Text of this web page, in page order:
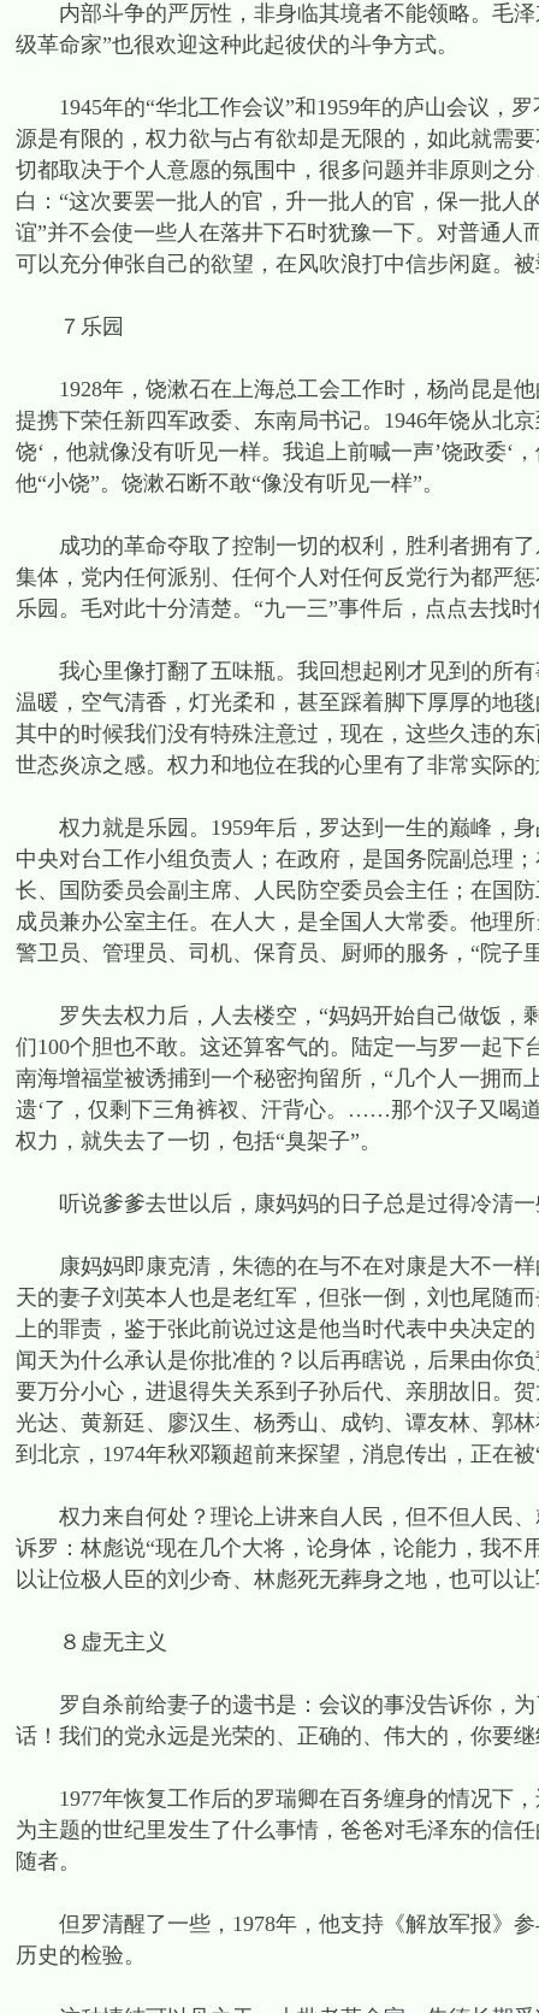
内部斗争的严厉性，非身临其境者不能领略。毛泽
级革命家”也很欢迎这种此起彼伏的斗争方式。
1945年的“华北工作会议”和1959年的庐山会议，罗
源是有限的，权力欲与占有欲却是无限的，如此就需
切都取决于个人意愿的氛围中，很多问题并非原则之
白：“这次要罢一批人的官，升一批人的官，保一批人
谊”并不会使一些人在落井下石时犹豫一下。对普通
可以充分伸张自己的欲望，在风吹浪打中信步闲庭。
７乐园
1928年，饶漱石在上海总工会工作时，杨尚昆是他
提携下荣任新四军政委、东南局书记。1946年饶从北
饶‘，他就像没有听见一样。我追上前喊一声’饶政委‘
他“小饶”。饶漱石断不敢“像没有听见一样”。
成功的革命夺取了控制一切的权利，胜利者拥有了
集体，党内任何派别、任何个人对任何反党行为都严
乐园。毛对此十分清楚。“九一三”事件后，点点去找
我心里像打翻了五味瓶。我回想起刚才见到的所有
温暖，空气清香，灯光柔和，甚至踩着脚下厚厚的地
其中的时候我们没有特殊注意过，现在，这些久违的
世态炎凉之感。权力和地位在我的心里有了非常实际
权力就是乐园。1959年后，罗达到一生的巅峰，身
中央对台工作小组负责人；在政府，是国务院副总理
长、国防委员会副主席、人民防空委员会主任；在国
成员兼办公室主任。在人大，是全国人大常委。他理
警卫员、管理员、司机、保育员、厨师的服务，“院子
罗失去权力后，人去楼空，“妈妈开始自己做饭，
们100个胆也不敢。这还算客气的。陆定一与罗一起下
南海增福堂被诱捕到一个秘密拘留所，“几个人一拥而
遗‘了，仅剩下三角裤衩、汗背心。……那个汉子又喝
权力，就失去了一切，包括“臭架子”。
听说爹爹去世以后，康妈妈的日子总是过得冷清一
康妈妈即康克清，朱德的在与不在对康是大不一样
天的妻子刘英本人也是老红军，但张一倒，刘也尾随
上的罪责，鉴于张此前说过这是他当时代表中央决定
闻天为什么承认是你批准的？以后再瞎说，后果由你
要万分小心，进退得失关系到子孙后代、亲朋故旧。
光达、黄新廷、廖汉生、杨秀山、成钧、谭友林、郭
到北京，1974年秋邓颖超前来探望，消息传出，正在
权力来自何处？理论上讲来自人民，但不但人民、
诉罗：林彪说“现在几个大将，论身体，论能力，我
以让位极人臣的刘少奇、林彪死无葬身之地，也可以
８虚无主义
罗自杀前给妻子的遗书是：会议的事没告诉你，为
话！我们的党永远是光荣的、正确的、伟大的，你要
1977年恢复工作后的罗瑞卿在百务缠身的情况下，
为主题的世纪里发生了什么事情，爸爸对毛泽东的信
随者。
但罗清醒了一些，1978年，他支持《解放军报》
历史的检验。